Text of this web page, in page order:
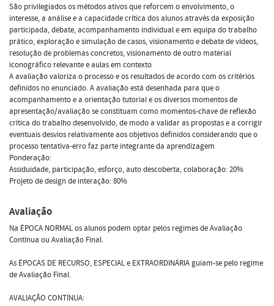
São privilegiados os métodos ativos que reforcem o envolvimento, o
interesse, a análise e a capacidade crítica dos alunos através da exposição
participada, debate, acompanhamento individual e em equipa do trabalho
prático, exploração e simulação de casos, visionamento e debate de vídeos,
resolução de problemas concretos, visionamento de outro material
iconográfico relevante e aulas em contexto
A avaliação valoriza o processo e os resultados de acordo com os critérios
definidos no enunciado. A avaliação está desenhada para que o
acompanhamento e a orientação tutorial e os diversos momentos de
apresentação/avaliação se constituam como momentos-chave de reflexão
crítica do trabalho desenvolvido, de modo a validar as propostas e a corrigir
eventuais desvios relativamente aos objetivos definidos considerando que o
processo tentativa-erro faz parte integrante da aprendizagem
Ponderação:
Assiduidade, participação, esforço, auto descoberta, colaboração: 20%
Projeto de design de interação: 80%
Avaliação
Na ÉPOCA NORMAL os alunos podem optar pelos regimes de Avaliação
Contínua ou Avaliação Final.
As ÉPOCAS DE RECURSO, ESPECIAL e EXTRAORDINÁRIA guiam-se pelo regime
de Avaliação Final.
AVALIAÇÃO CONTÍNUA: